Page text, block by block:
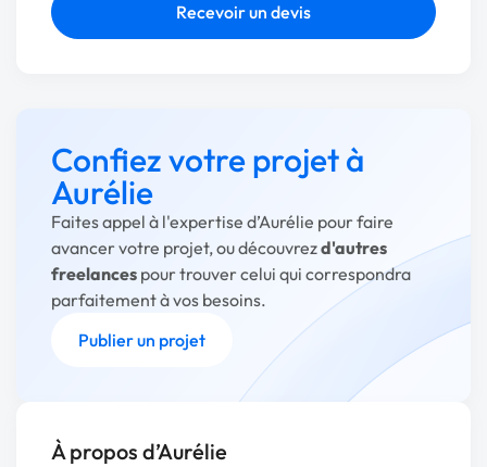
Recevoir un devis
Confiez votre projet à
Aurélie
Faites appel à l'expertise d’Aurélie pour faire
avancer votre projet, ou découvrezd'autres
freelances pour trouver celui qui correspondra
parfaitement à vos besoins.
Publier un projet
À propos d’Aurélie